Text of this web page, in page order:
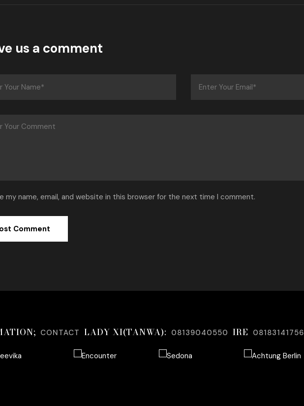
us a comment
my name, email, and website in this browser for the next time I comment.
CONTACT LADY XI(TANWA): 08139040550 IRE 08183141756